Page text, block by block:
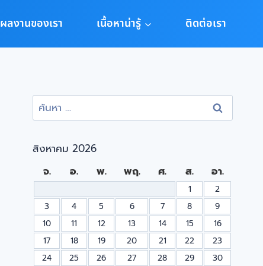
ผลงานของเรา เนื้อหาน่ารู้ ติดต่อเรา
สิงหาคม 2026
จ.
อ. พ. พฤ. ศ. ส. อา.
1
2
3
4 5 6 7 8
9
10
11 12 13 14 15
16
17
18 19 20 21 22
23
24
25 26 27 28 29 30